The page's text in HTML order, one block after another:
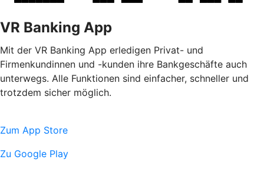
VR Banking App
Mit der VR Banking App erledigen Privat- und
Firmenkundinnen und -kunden ihre Bankgeschäfte auch
unterwegs. Alle Funktionen sind einfacher, schneller und
trotzdem sicher möglich.
Zum App Store
Zu Google Play